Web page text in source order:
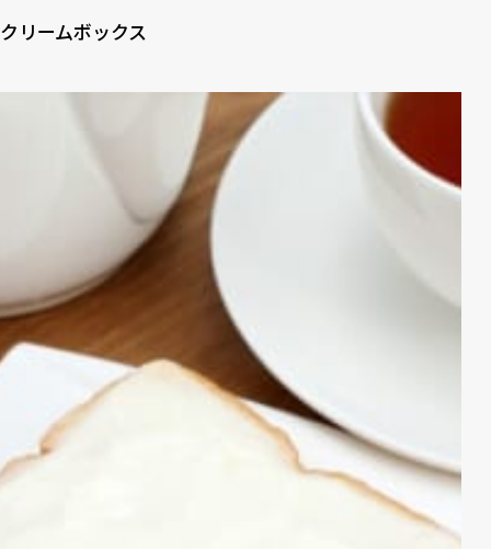
クリームボックス